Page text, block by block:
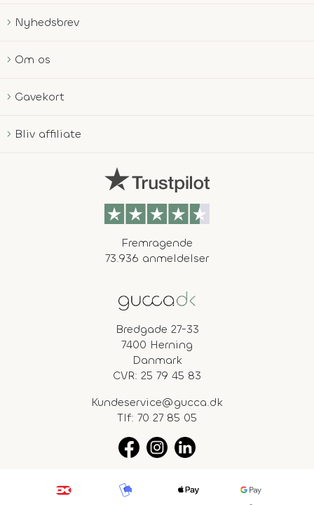
Nyhedsbrev
Om os
Gavekort
Bliv affiliate
Fremragende
73.936 anmeldelser
Bredgade 27-33
7400 Herning
Danmark
CVR: 25 79 45 83
Kundeservice@gucca.dk
Tlf: 70 27 85 05